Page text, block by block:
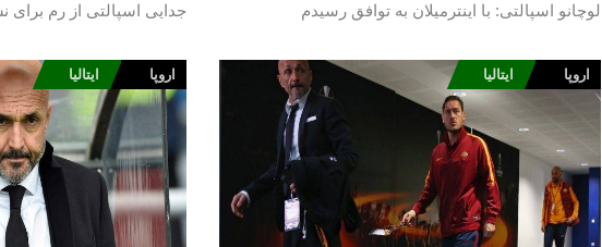
لوچانو اسپالتی: با اینترمیلان به توافق رسیدم جدایی اسپالتی از رم برای
اروپا ایتالیا اروپا ایتالیا